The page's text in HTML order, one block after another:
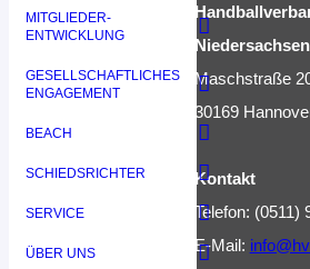
MITGLIEDER-
ENTWICKLUNG
GESELLSCHAFTLICHES
ENGAGEMENT
BEACH
SCHIEDSRICHTER
SERVICE
ÜBER UNS
Maschstraße
30169
Kontakt
Telefon: (0511)
E-Mail: